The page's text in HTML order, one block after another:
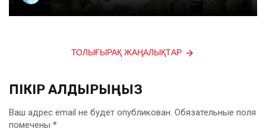
ТОЛЫҒЫРАҚ ЖАҢАЛЫҚТАР
ПІКІР ҚАЛДЫРЫҢЫЗ
Ваш адрес email не будет опубликован. Обязательные поля
помечены *